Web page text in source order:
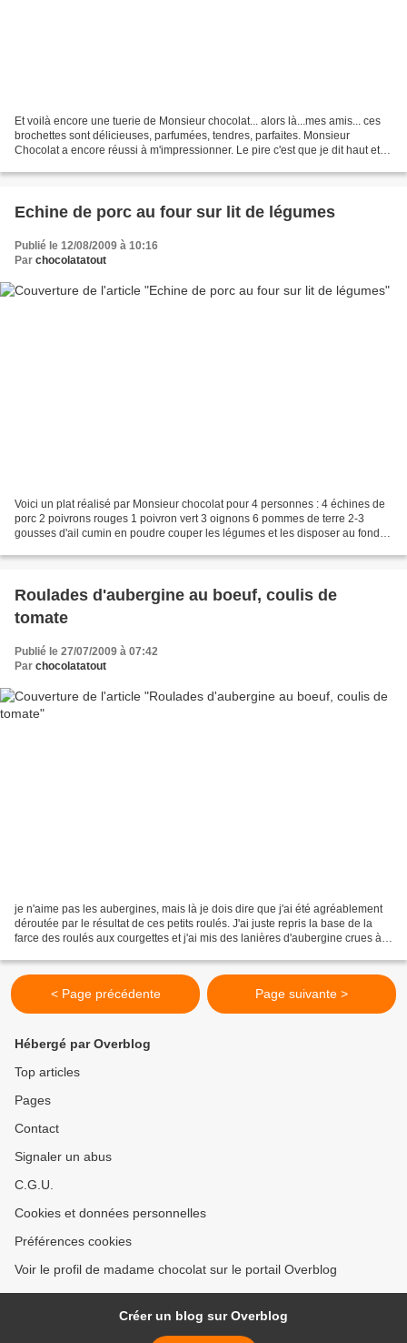
Et voilà encore une tuerie de Monsieur chocolat... alors là...mes amis... ces
brochettes sont délicieuses, parfumées, tendres, parfaites. Monsieur
Chocolat a encore réussi à m'impressionner. Le pire c'est que je dit haut et
Echine de porc au four sur lit de légumes
Publié le 12/08/2009 à 10:16
Par chocolatatout
Voici un plat réalisé par Monsieur chocolat pour 4 personnes : 4 échines de
porc 2 poivrons rouges 1 poivron vert 3 oignons 6 pommes de terre 2-3
gousses d'ail cumin en poudre couper les légumes et les disposer au fond
Roulades d'aubergine au boeuf, coulis de
tomate
Publié le 27/07/2009 à 07:42
Par chocolatatout
je n'aime pas les aubergines, mais là je dois dire que j'ai été agréablement
déroutée par le résultat de ces petits roulés. J'ai juste repris la base de la
farce des roulés aux courgettes et j'ai mis des lanières d'aubergine crues à
< Page précédente Page suivante >
Hébergé par Overblog
Top articles
Pages
Contact
Signaler un abus
C.G.U.
Cookies et données personnelles
Préférences cookies
Voir le profil de madame chocolat sur le portail Overblog
Créer un blog sur Overblog